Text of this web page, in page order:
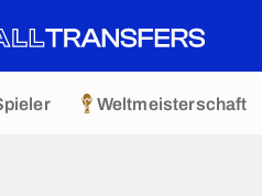
Weltmeisterschaft